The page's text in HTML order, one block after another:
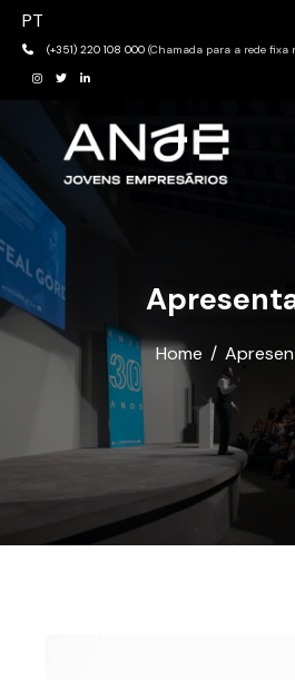
PT
(+351) 220 108 000 (Chamada para a rede fixa
Home